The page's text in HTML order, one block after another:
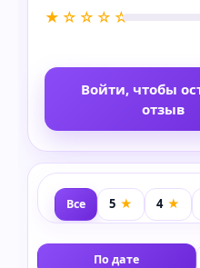
★☆☆☆☆
Войти, чтобы
отзыв
Все
По дате